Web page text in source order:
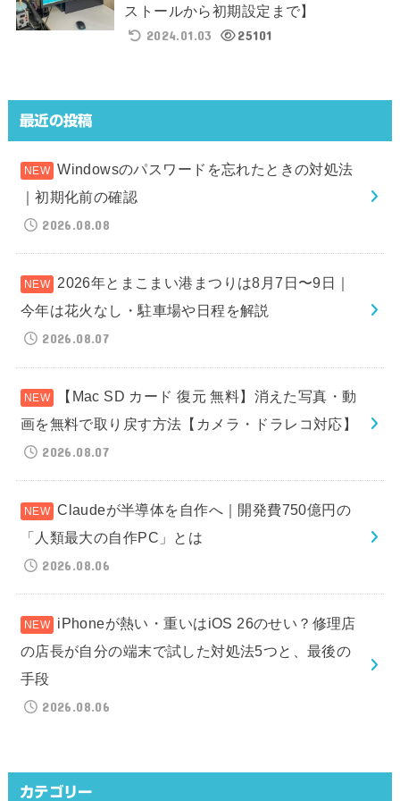
ストールから初期設定まで】
2024.01.03
25101
最近の投稿
Windowsのパスワードを忘れたときの対処法
｜初期化前の確認
2026.08.08
2026年とまこまい港まつりは8月7日〜9日｜
今年は花火なし・駐車場や日程を解説
2026.08.07
【Mac SD カード 復元 無料】消えた写真・動
画を無料で取り戻す方法【カメラ・ドラレコ対応】
2026.08.07
Claudeが半導体を自作へ｜開発費750億円の
「人類最大の自作PC」とは
2026.08.06
iPhoneが熱い・重いはiOS 26のせい？修理店
の店長が自分の端末で試した対処法5つと、最後の
手段
2026.08.06
カテゴリー